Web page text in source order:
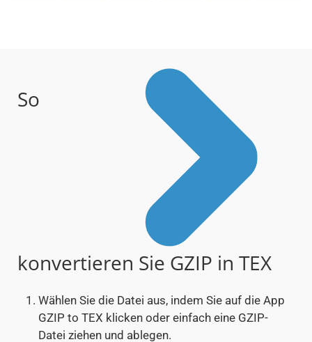
So
konvertieren Sie GZIP in TEX
Wählen Sie die Datei aus, indem Sie auf die App
GZIP to TEX klicken oder einfach eine GZIP-
Datei ziehen und ablegen.